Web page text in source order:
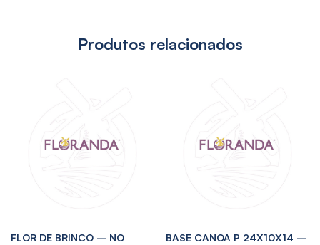
Produtos relacionados
FLOR DE BRINCO – NO
BASE CANOA P 24X10X14 –